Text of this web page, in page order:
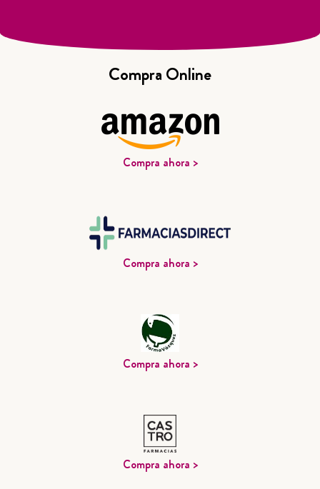
Compra Online
Compra ahora >
Compra ahora >
Compra ahora >
Compra ahora >